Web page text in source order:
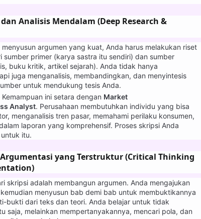
Analisis Mendalam (Deep Research &
menyusun argumen yang kuat, Anda harus melakukan riset
sumber primer (karya sastra itu sendiri) dan sumber
buku kritik, artikel sejarah). Anda tidak hanya
juga menganalisis, membandingkan, dan menyintesis
untuk mendukung tesis Anda.
Kemampuan ini setara dengan Market
Analyst. Perusahaan membutuhkan individu yang bisa
menganalisis tren pasar, memahami perilaku konsumen,
laporan yang komprehensif. Proses skripsi Anda
itu.
yang Terstruktur (Critical Thinking
skripsi adalah membangun argumen. Anda mengajukan
menyusun bab demi bab untuk membuktikannya
bukti dari teks dan teori. Anda belajar untuk tidak
saja, melainkan mempertanyakannya, mencari pola, dan